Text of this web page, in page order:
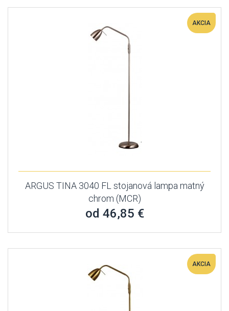
AKCIA
ARGUS TINA 3040 FL stojanová lampa matný
chrom (MCR)
od 46,85 €
AKCIA